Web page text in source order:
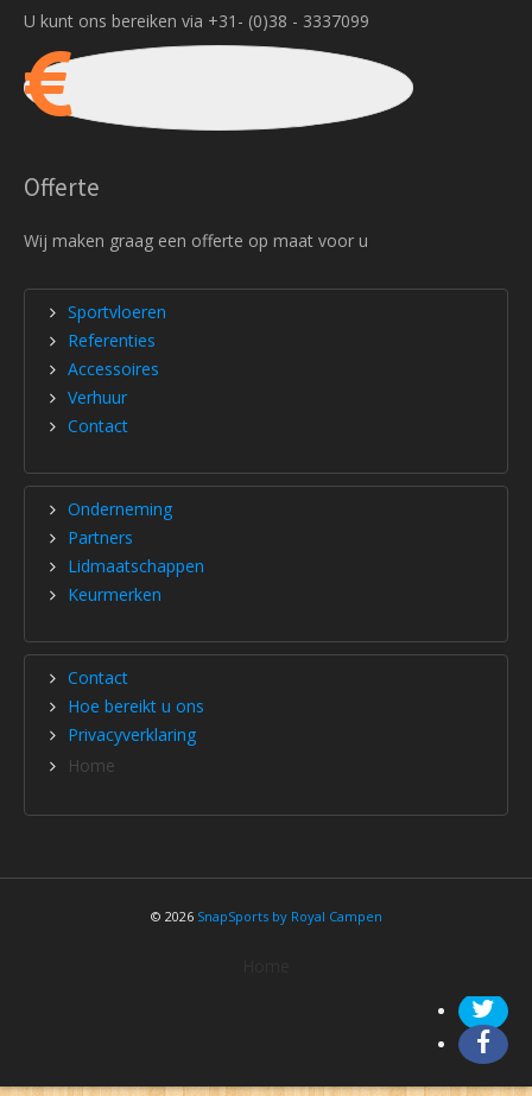
U kunt ons bereiken via +31- (0)38 - 3337099
Offerte
Wij maken graag een offerte op maat voor u
Sportvloeren
Referenties
Accessoires
Verhuur
Contact
Onderneming
Partners
Lidmaatschappen
Keurmerken
Contact
Hoe bereikt u ons
Privacyverklaring
Home
© 2026 SnapSports by Royal Campen